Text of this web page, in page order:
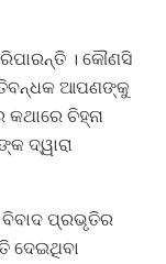
। କୌଣସି
ଆପଣଙ୍କୁ
ଚିହ୍ନା
ଦ୍ୱାରା
ବିବାଦ ପ୍ରଭୃତିର
ଦେଇଥିବା